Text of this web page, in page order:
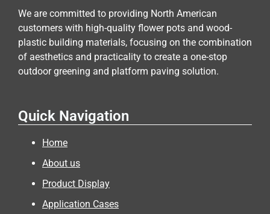
We are committed to providing North American
customers with high-quality flower pots and wood-
plastic building materials, focusing on the combination
of aesthetics and practicality to create a one-stop
outdoor greening and platform paving solution.
Quick Navigation
Home
About us
Product Display
Application Cases